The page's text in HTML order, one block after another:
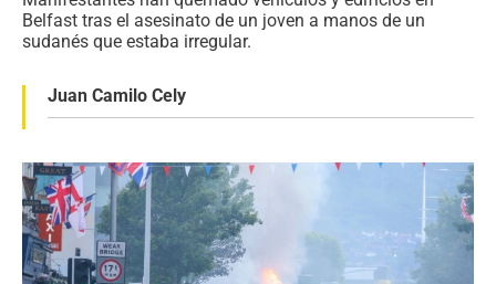
Belfast tras el asesinato de un joven a manos de un
sudanés que estaba irregular.
Juan Camilo Cely